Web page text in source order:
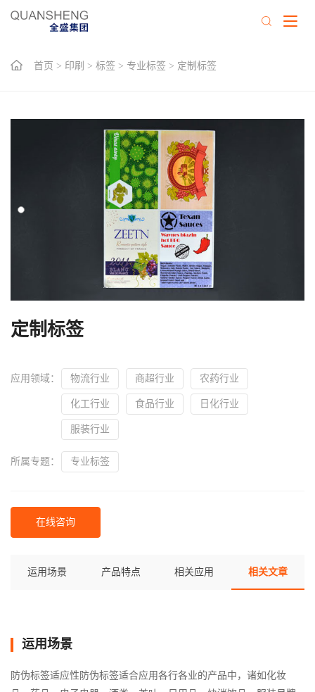
首页 > 印刷 > 标签 > 专业标签 > 定制标签
定制标签
应用领域： 物流行业 商超行业 农药行业
化工行业 食品行业 日化行业
服装行业
所属专题： 专业标签
在线咨询
运用场景 产品特点 相关应用 相关文章
运用场景
防伪标签适应性防伪标签适合应用各行各业的产品中，诸如化妆